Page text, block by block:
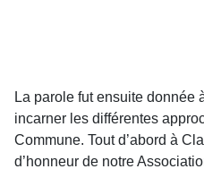
La parole fut ensuite donnée
incarner les différentes
Commune. Tout d’abord à
d’honneur de notre